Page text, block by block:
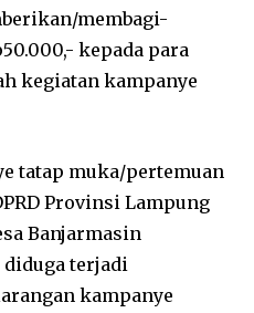
membagi-
kepada para
kegiatan kampanye
tatap muka/pertemuan
Provinsi Lampung
Banjarmasin
diduga terjadi
kampanye